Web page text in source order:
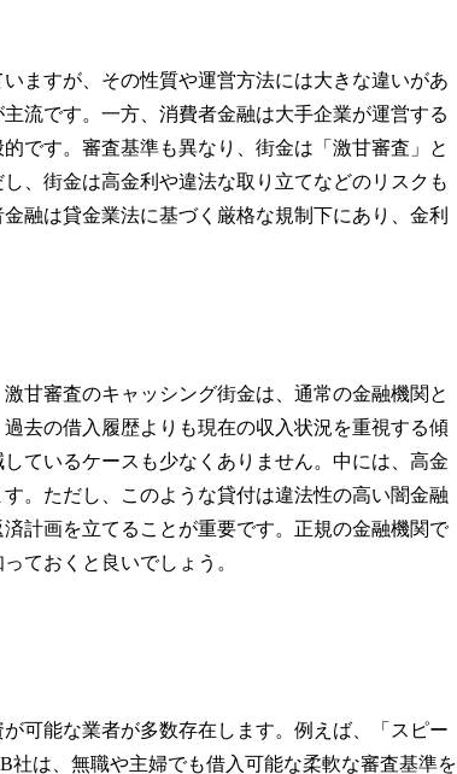
ますが、その性質や運営方法には大きな違いがあ
流です。一方、消費者金融は大手企業が運営する
です。審査基準も異なり、街金は「激甘審査」と
、街金は高金利や違法な取り立てなどのリスクも
融は貸金業法に基づく厳格な規制下にあり、金利
甘審査のキャッシング街金は、通常の金融機関と
去の借入履歴よりも現在の収入状況を重視する傾
ているケースも少なくありません。中には、高金
。ただし、このような貸付は違法性の高い闇金融
計画を立てることが重要です。正規の金融機関で
ておくと良いでしょう。
可能な業者が多数存在します。例えば、「スピー
社は、無職や主婦でも借入可能な柔軟な審査基準を